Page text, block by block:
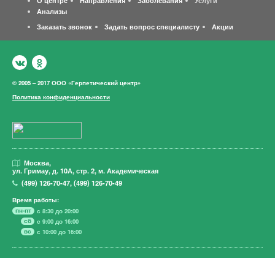
Анализы
Заказать звонок
Задать вопрос специалисту Акции
© 2005 – 2017 ООО «Герпетический центр»
Политика конфиденциальности
Москва,
ул. Гримау,д. 10А, стр. 2, м. Академическая
(499)126-70-47,(499)126-70-49
Время работы:
пн-пт
с 8:30 до 20:00
сб
с 9:00 до 16:00
вс
с 10:00 до 16:00